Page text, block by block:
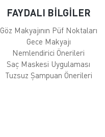
FAYDALI BİLGİLER
Göz Makyajının Püf Noktaları
Gece Makyajı
Nemlendirici Önerileri
Saç Maskesi Uygulaması
Tuzsuz Şampuan Önerileri